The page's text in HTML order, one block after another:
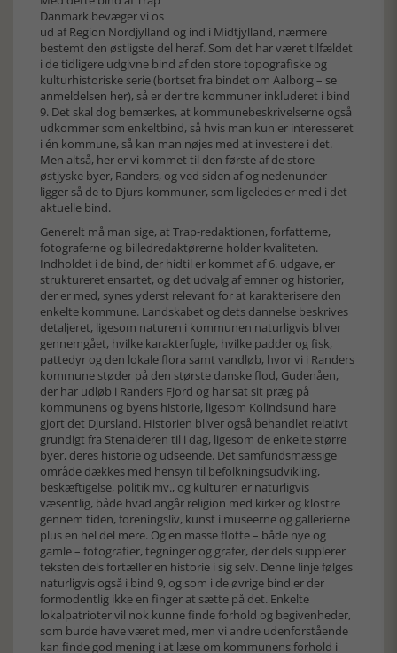
Danmark bevæger vi os
ud af Region Nordjylland og ind i Midtjylland, nærmere
bestemt den østligste del heraf. Som det har været tilfældet
i de tidligere udgivne bind af den store topografiske og
kulturhistoriske serie (bortset fra bindet om Aalborg – se
anmeldelsen her), så er der tre kommuner inkluderet i bind
9. Det skal dog bemærkes, at kommunebeskrivelserne også
udkommer som enkeltbind, så hvis man kun er interesseret
i én kommune, så kan man nøjes med at investere i det.
Men altså, her er vi kommet til den første af de store
østjyske byer, Randers, og ved siden af og nedenunder
ligger så de to Djurs-kommuner, som ligeledes er med i det
aktuelle bind.
Generelt må man sige, at Trap-redaktionen, forfatterne,
fotograferne og billedredaktørerne holder kvaliteten.
Indholdet i de bind, der hidtil er kommet af 6. udgave, er
struktureret ensartet, og det udvalg af emner og historier,
der er med, synes yderst relevant for at karakterisere den
enkelte kommune. Landskabet og dets dannelse beskrives
detaljeret, ligesom naturen i kommunen naturligvis bliver
gennemgået, hvilke karakterfugle, hvilke padder og fisk,
pattedyr og den lokale flora samt vandløb, hvor vi i Randers
kommune støder på den største danske flod, Gudenåen,
der har udløb i Randers Fjord og har sat sit præg på
kommunens og byens historie, ligesom Kolindsund hare
gjort det Djursland. Historien bliver også behandlet relativt
grundigt fra Stenalderen til i dag, ligesom de enkelte større
byer, deres historie og udseende. Det samfundsmæssige
område dækkes med hensyn til befolkningsudvikling,
beskæftigelse, politik mv., og kulturen er naturligvis
væsentlig, både hvad angår religion med kirker og klostre
gennem tiden, foreningsliv, kunst i museerne og gallerierne
plus en hel del mere. Og en masse flotte – både nye og
gamle – fotografier, tegninger og grafer, der dels supplerer
teksten dels fortæller en historie i sig selv. Denne linje følges
naturligvis også i bind 9, og som i de øvrige bind er der
formodentlig ikke en finger at sætte på det. Enkelte
lokalpatrioter vil nok kunne finde forhold og begivenheder,
som burde have været med, men vi andre udenforstående
kan finde god mening i at læse om kommunens forhold i